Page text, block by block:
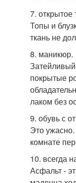
7. открытое
Топы и
ткань не
8. маникюр.
покрытые
лаком без
9. обувь с
Это
комнате
10. всегда
Асфальт -